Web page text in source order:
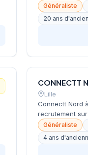
Généraliste
20 ans
CONNECTT
Lille
Connectt Nord
recrutement
innovante.
Généraliste
4 ans